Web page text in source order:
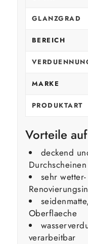
GLANZGRAD
BEREICH
MARKE
PRODUKTART
Vorteile
deckend
sehr
Oberflaeche
verarbeitbar